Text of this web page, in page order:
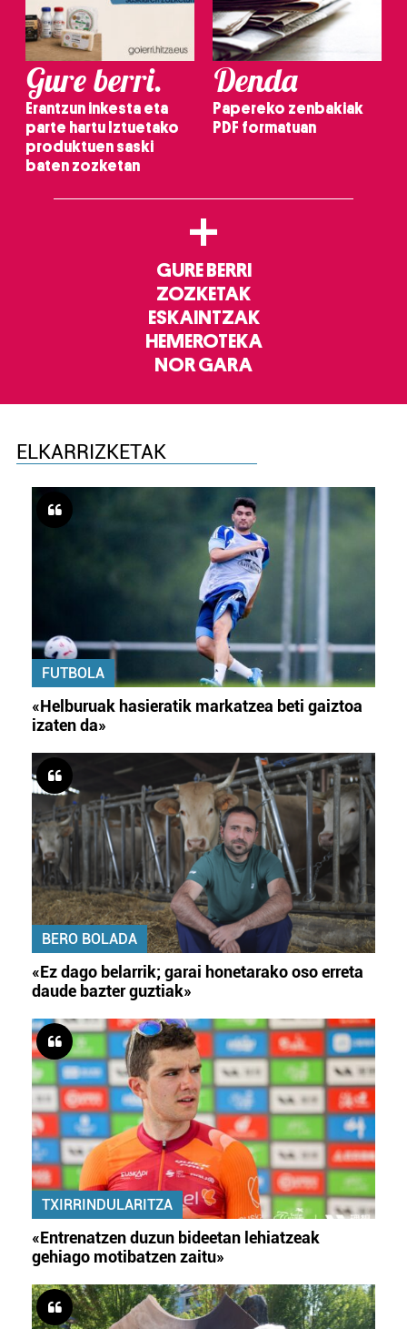
Gure berri.
Erantzun inkesta eta
parte hartu Iztuetako
produktuen saski
baten zozketan
Denda
Papereko zenbakiak
PDF formatuan
+
GURE BERRI
ZOZKETAK
ESKAINTZAK
HEMEROTEKA
NOR GARA
ELKARRIZKETAK
FUTBOLA
«Helburuak hasieratik markatzea beti gaiztoa
izaten da»
BERO BOLADA
«Ez dago belarrik; garai honetarako oso erreta
daude bazter guztiak»
TXIRRINDULARITZA
«Entrenatzen duzun bideetan lehiatzeak
gehiago motibatzen zaitu»